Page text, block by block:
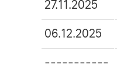
27.11.2025
06.12.2025
-----------